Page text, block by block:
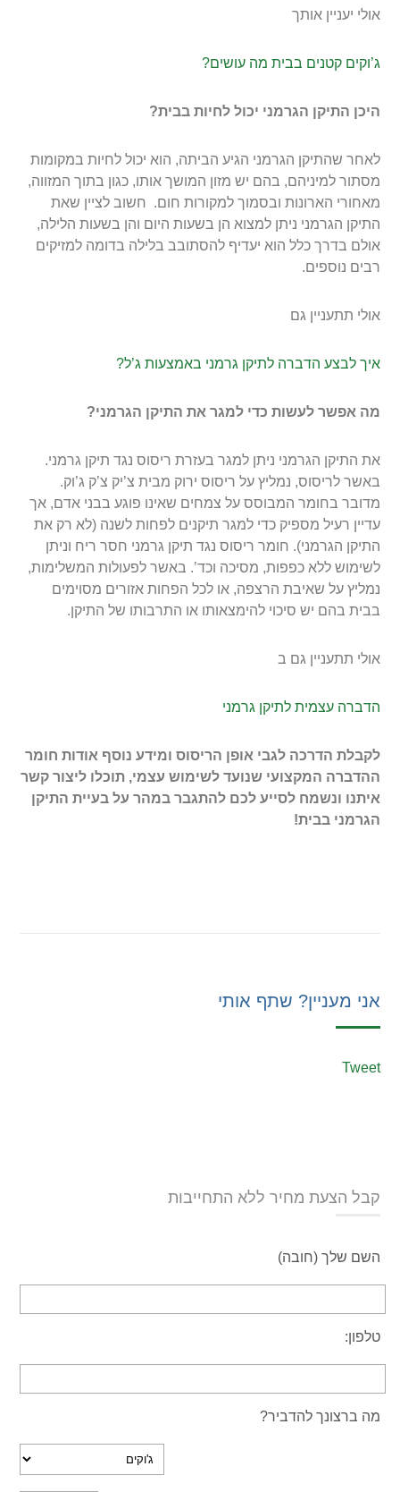
אולי יעניין אותך
ג’וקים קטנים בבית מה עושים?
היכן התיקן הגרמני יכול לחיות בבית?
לאחר שהתיקן הגרמני הגיע הביתה, הוא יכול לחיות במקומות
מסתור למיניהם, בהם יש מזון המושך אותו, כגון בתוך המזווה,
מאחורי הארונות ובסמוך למקורות חום. חשוב לציין שאת
התיקן הגרמני ניתן למצוא הן בשעות היום והן בשעות הלילה,
אולם בדרך כלל הוא יעדיף להסתובב בלילה בדומה למזיקים
רבים נוספים.
אולי תתעניין גם
איך לבצע הדברה לתיקן גרמני באמצעות ג’ל?
מה אפשר לעשות כדי למגר את התיקן הגרמני?
את התיקן הגרמני ניתן למגר בעזרת ריסוס נגד תיקן גרמני.
באשר לריסוס, נמליץ על ריסוס ירוק מבית צ’יק צ’ק ג’וק.
מדובר בחומר המבוסס על צמחים שאינו פוגע בבני אדם, אך
עדיין רעיל מספיק כדי למגר תיקנים לפחות לשנה (לא רק את
התיקן הגרמני). חומר ריסוס נגד תיקן גרמני חסר ריח וניתן
לשימוש ללא כפפות, מסיכה וכד’. באשר לפעולות המשלימות,
נמליץ על שאיבת הרצפה, או לכל הפחות אזורים מסוימים
בבית בהם יש סיכוי להימצאותו או התרבותו של התיקן.
אולי תתעניין גם ב
הדברה עצמית לתיקן גרמני
לקבלת הדרכה לגבי אופן הריסוס ומידע נוסף אודות חומר
ההדברה המקצועי שנועד לשימוש עצמי, תוכלו ליצור קשר
איתנו ונשמח לסייע לכם להתגבר במהר על בעיית התיקן
הגרמני בבית!
אני מעניין? שתף אותי
Tweet
קבל הצעת מחיר ללא התחייבות
השם שלך (חובה)
טלפון:
מה ברצונך להדביר?